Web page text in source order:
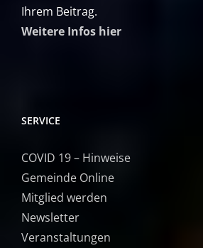
Ihrem Beitrag.
Weitere Infos hier
SERVICE
COVID 19 – Hinweise
Gemeinde Online
Mitglied werden
Newsletter
Veranstaltungen